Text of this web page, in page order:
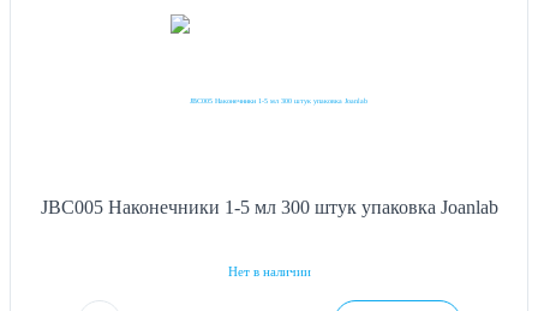
JBC005 Наконечники 1-5 мл 300 штук упаковка Joanlab
Нет в наличии